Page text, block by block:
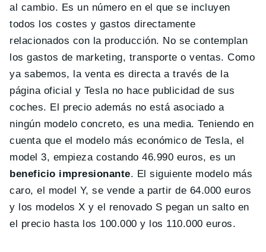
al cambio. Es un número en el que se incluyen
todos los costes y gastos directamente
relacionados con la producción. No se contemplan
los gastos de marketing, transporte o ventas. Como
ya sabemos, la venta es directa a través de la
página oficial y Tesla no hace publicidad de sus
coches. El precio además no está asociado a
ningún modelo concreto, es una media. Teniendo en
cuenta que el modelo más económico de Tesla, el
model 3, empieza costando 46.990 euros, es un
beneficio impresionante. El siguiente modelo más
caro, el model Y, se vende a partir de 64.000 euros
y los modelos X y el renovado S pegan un salto en
el precio hasta los 100.000 y los 110.000 euros.